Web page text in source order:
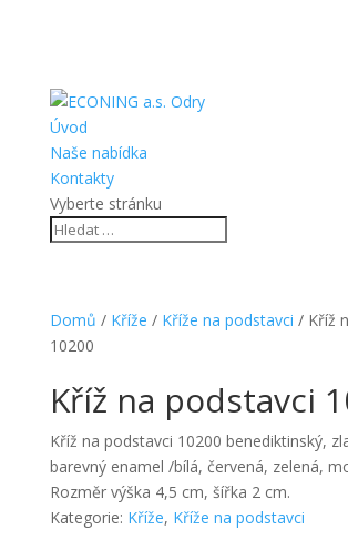
Úvod
Naše nabídka
Kontakty
Vyberte stránku
Domů / Kříže / Kříže na podstavci / Kříž
10200
Kříž na podstavci
Kříž na podstavci 10200 benediktinský,
barevný enamel /bílá, červená, zelená,
Rozměr výška 4,5 cm, šířka 2 cm.
Kategorie: Kříže, Kříže na podstavci